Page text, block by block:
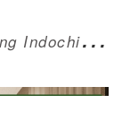
K
hách sạn phong cách Đông Dương Indochine - thiết kế dẫn đầu xu hướng